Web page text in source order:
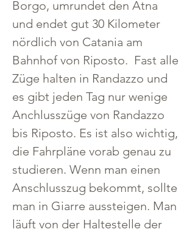
Borgo, umrundet den Ätna
und endet gut 30 Kilometer
nördlich von Catania am
Bahnhof von Riposto.  Fast alle
Züge halten in Randazzo und
es gibt jeden Tag nur wenige
Anchlusszüge von Randazzo
bis Riposto. Es ist also wichtig,
die Fahrpläne vorab genau zu
studieren. Wenn man einen
Anschlusszug bekommt, sollte
man in Giarre aussteigen. Man
läuft von der Haltestelle der